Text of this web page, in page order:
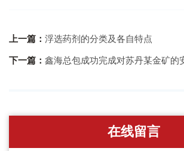
上一篇： 浮选药剂的分类及各自特点
下一篇： 鑫海总包成功完成对苏丹某金矿的
在线留言